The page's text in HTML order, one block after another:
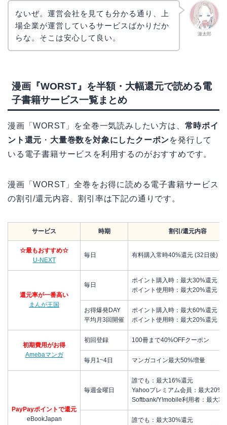
漫太郎
ないぜ。運営会社を見ても分かる通り、上
場企業が運営しているサービスばかりだか
らな。そこは安心して良い。
漫画『WORST』を半額・大幅還元で読める電
子書籍サービス一覧まとめ
漫画「WORST」を全巻一気読みしたい方は、 常時ポイ
ント還元 ・ 大量巻数を対象にしたクーポンを発行して
いる電子書籍サービスを利用するのがおすすめです。
漫画「WORST」全巻をお得に読める電子書籍サービス
の割引/還元内容、割引率は下記の通りです。
サービス 時期 割引/還元内容
☆最もおすすめ☆
U-NEXT
毎日 有料購入常時40%還元 (32日後)
還元率が一番高い
まんが王国
毎日
ポイント購入時：最大30%還元
ポイント使用時：最大20%還元
お得爆発DAY
平均月3回開催
ポイント購入時：最大60%還元
ポイント使用時：最大20%還元
初期費用がお得
Amebaマンガ
初回登録 100冊まで40%OFFクーポン
毎月1~4日 マンガコイン最大50%増量
PayPayポイントで還元
eBookJapan
毎週金曜日
誰でも：最大16%還元
Yahooプレミアム会員：最大20%
Softbank/Y!mobile利用者：最大
誰でも：最大30%還元